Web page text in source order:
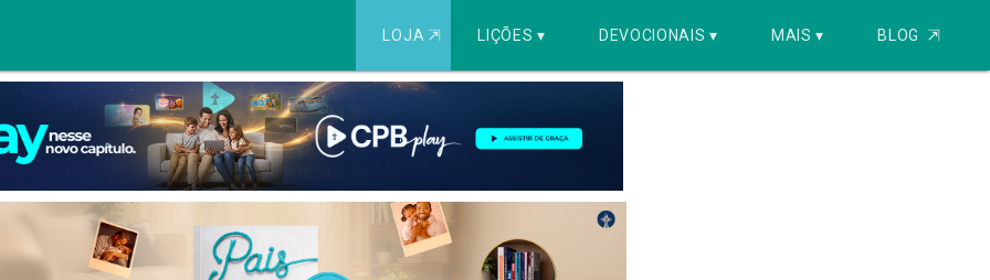
LOJA ⇱ LIÇÕES ▾ DEVOCIONAIS ▾ MAIS ▾ BLOG ⇱